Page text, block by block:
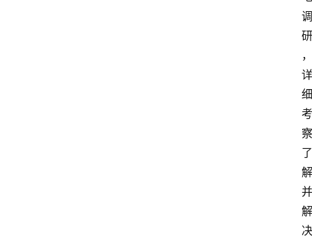
调
研
，
详
细
考
察
了
解
并
解
决